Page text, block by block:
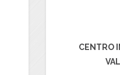
CENTRO